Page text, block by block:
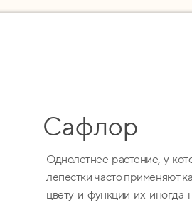
Сафлор
Однолетнее растение, у
лепестки часто применяют
цвету и функции их иногда